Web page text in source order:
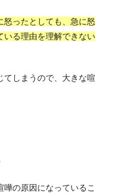
怒ったとしても、急に怒
いる理由を理解できない
てしまうので、大きな喧
の原因になっているこ